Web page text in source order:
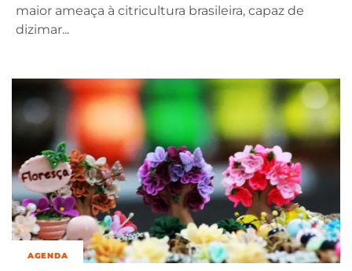
maior ameaça à citricultura brasileira, capaz de
dizimar...
AGENDA